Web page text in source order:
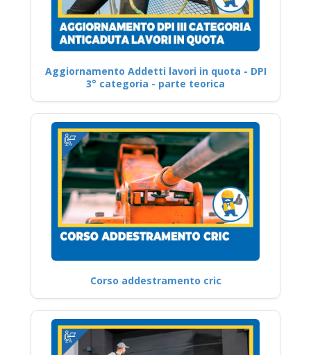
Aggiornamento Addetti lavori in quota - DPI
3° categoria - parte teorica
Corso addestramento cric